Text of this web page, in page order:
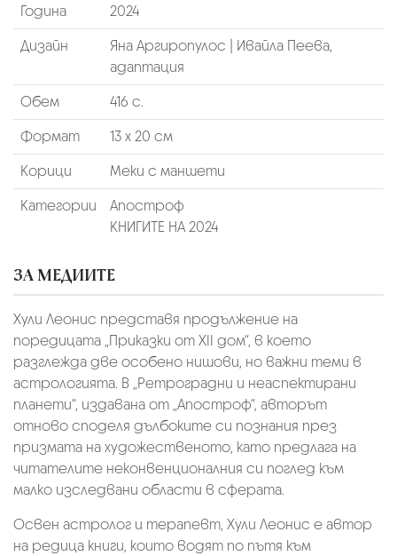
Година
2024
Дизайн
Яна Аргиропулос | Ивайла Пеева,
адаптация
Обем
416 с.
Формат
13 х 20 см
Корици
Меки с маншети
Категории
Апостроф
КНИГИТЕ НА 2024
ЗА МЕДИИТЕ
Хули Леонис представя продължение на
поредицата „Приказки от XII дом“, в което
разглежда две особено нишови, но важни теми в
астрологията. В „Ретроградни и неаспектирани
планети“, издавана от „Апостроф“, авторът
отново споделя дълбоките си познания през
призмата на художественото, като предлага на
читателите неконвенционалния си поглед към
малко изследвани области в сферата.
Освен астролог и терапевт, Хули Леонис е автор
на редица книги, които водят по пътя към